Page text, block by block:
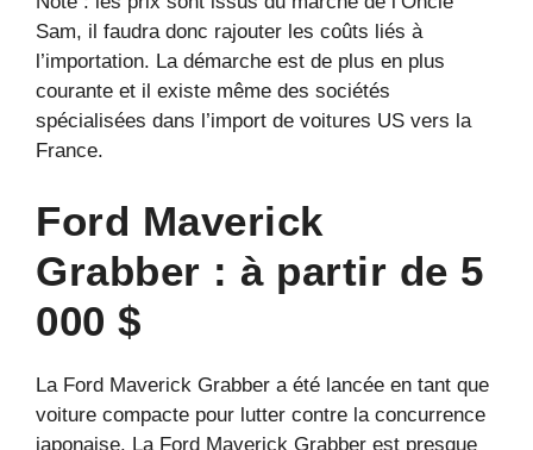
Sam, il faudra donc rajouter les coûts liés à
l’importation. La démarche est de plus en plus
courante et il existe même des sociétés
spécialisées dans l’import de voitures US vers la
France.
Ford Maverick
Grabber : à partir de 5
000 $
La Ford Maverick Grabber a été lancée en tant que
voiture compacte pour lutter contre la concurrence
japonaise. La Ford Maverick Grabber est presque